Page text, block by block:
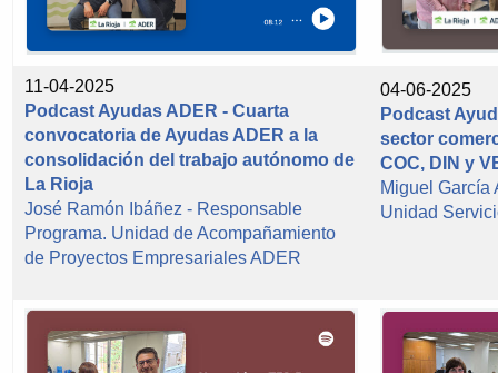
11-04-2025
Podcast Ayudas ADER - Cuarta
convocatoria de Ayudas ADER a la
consolidación del trabajo autónomo de
La Rioja
José Ramón Ibáñez - Responsable
Programa. Unidad de Acompañamiento
de Proyectos Empresariales ADER
04-06-2025
Podcast
sector
COC, DIN y
Miguel
Unidad